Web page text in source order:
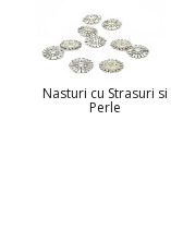
Nasturi cu Strasuri si
Perle